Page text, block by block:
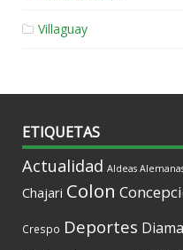
Villaguay
ETIQUETAS
Actualidad Aldeas
Chajari Colon
Crespo Deportes